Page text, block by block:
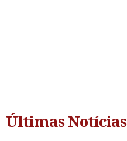
Últimas Notícias